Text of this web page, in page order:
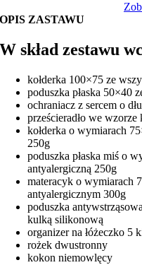
OPIS ZASTAWU
W skład zestawu
kołderka 100×75 ze
poduszka płaska 50×40
ochraniacz z sercem o
prześcieradło we wzorze
kołderka o wymiarach
250g
poduszka płaska miś o
antyalergiczną 250g
materacyk o wymiarach
antyalergicznym 300g
poduszka
kulką silikonową
organizer na łóżeczko 5
rożek dwustronny
kokon niemowlęcy